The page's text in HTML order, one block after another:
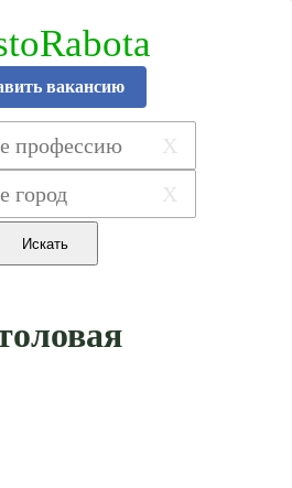
вакансию
X
X